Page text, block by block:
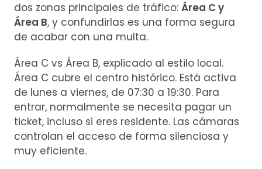
dos zonas principales de tráfico: Área C y
Área B, y confundirlas es una forma segura
de acabar con una multa.
Área C vs Área B, explicado al estilo local.
Área C cubre el centro histórico. Está activa
de lunes a viernes, de 07:30 a 19:30. Para
entrar, normalmente se necesita pagar un
ticket, incluso si eres residente. Las cámaras
controlan el acceso de forma silenciosa y
muy eficiente.